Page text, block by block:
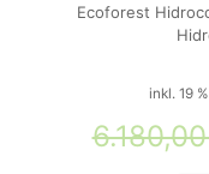
Ecoforest
inkl. 19